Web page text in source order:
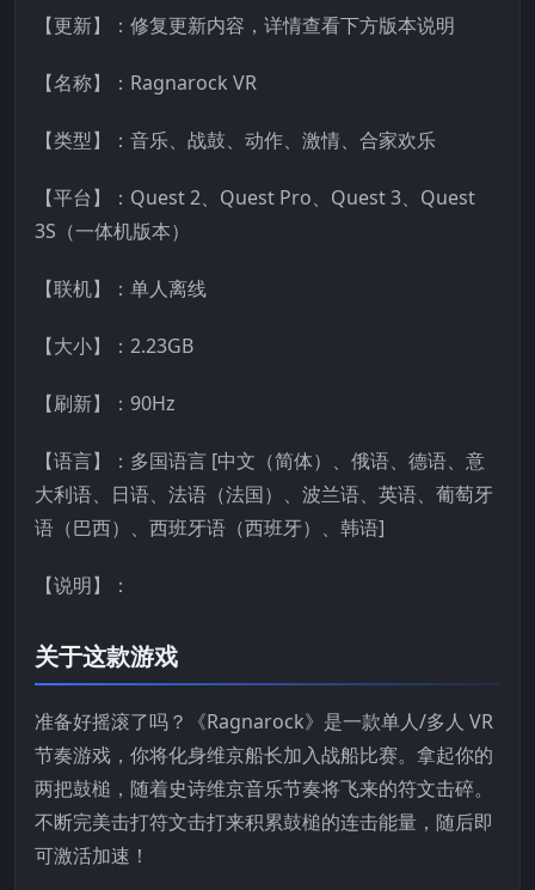
【更新】：修复更新内容，详情查看下方版本说明
【名称】：Ragnarock VR
【类型】：音乐、战鼓、动作、激情、合家欢乐
【平台】：Quest 2、Quest Pro、Quest 3、Quest
3S（一体机版本）
【联机】：单人离线
【大小】：2.23GB
【刷新】：90Hz
【语言】：多国语言 [中文（简体）、俄语、德语、意
大利语、日语、法语（法国）、波兰语、英语、葡萄牙
语（巴西）、西班牙语（西班牙）、韩语]
【说明】：
关于这款游戏
准备好摇滚了吗？《Ragnarock》是一款单人/多人 VR
节奏游戏，你将化身维京船长加入战船比赛。拿起你的
两把鼓槌，随着史诗维京音乐节奏将飞来的符文击碎。
不断完美击打符文击打来积累鼓槌的连击能量，随后即
可激活加速！